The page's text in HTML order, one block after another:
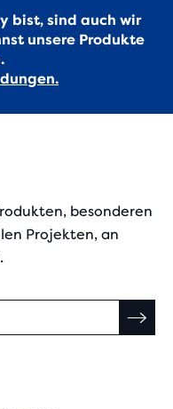
bist, sind auch wir
unsere Produkte
besonderen
Projekten, an